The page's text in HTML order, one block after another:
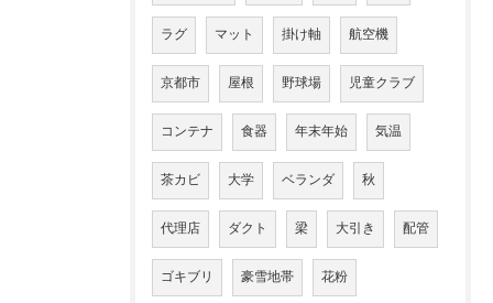
ラグ マット 掛け軸 航空機
京都市 屋根 野球場 児童クラブ
コンテナ 食器 年末年始 気温
茶カビ 大学 ベランダ 秋
代理店 ダクト 梁 大引き 配管
ゴキブリ 豪雪地帯 花粉